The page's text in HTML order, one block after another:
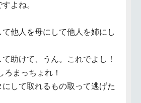
よね。
他人を母にして他人を姉にし
助けて、うん。これでよし！
ろまっちょれ！
して取れるもの取って逃げた